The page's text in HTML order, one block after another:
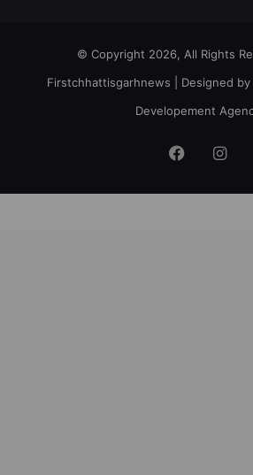
© Copyright 2026, All Rights
Firstchhattisgarhnews | Designed by
Developement
Facebook